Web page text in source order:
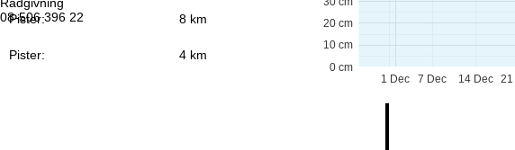
Rådgivning
08-506 396 22
Pister: 8 km
Pister: 4 km
1 Dec 7 Dec 14 Dec 21
0 cm
10 cm
20 cm